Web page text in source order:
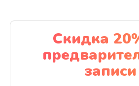
Заказать
Замена
1130 руб.
Заказать
Скидка
записи